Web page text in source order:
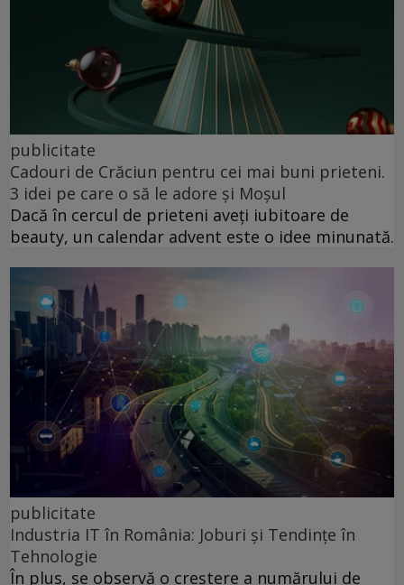
publicitate
Cadouri de Crăciun pentru cei mai buni prieteni.
3 idei pe care o să le adore și Moșul
Dacă în cercul de prieteni aveți iubitoare de
beauty, un calendar advent este o idee minunată.
publicitate
Industria IT în România: Joburi și Tendințe în
Tehnologie
În plus, se observă o creștere a numărului de